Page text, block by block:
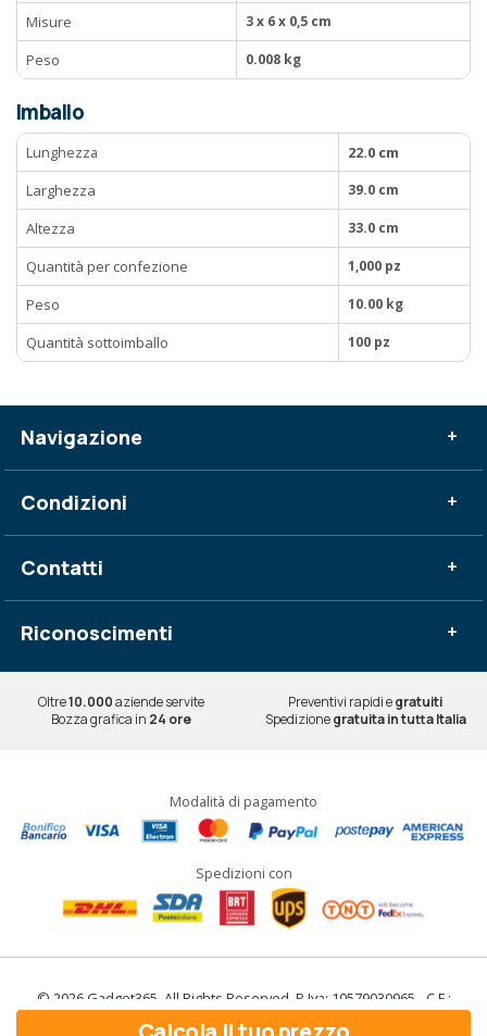
Misure
3 x 6 x 0,5 cm
Peso 0.008 kg
Imballo
Lunghezza
22.0 cm
Larghezza
39.0 cm
Altezza 33.0 cm
Quantità per confezione 1,000 pz
Peso 10.00 kg
Quantità sottoimballo 100 pz
Navigazione +
Condizioni +
Contatti +
Riconoscimenti +
Oltre10.000aziende servite Preventivi rapidi egratuiti
Bozza grafica in 24 ore Spedizionegratuita in tutta Italia
Modalità di pagamento
Spedizioni con
© 2026 Gadget365. All Rights Reserved. P.Iva: 10579030965 - C.F.:
10579030965